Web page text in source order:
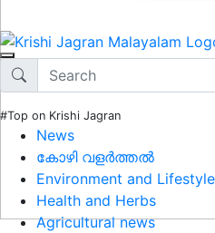
#Top on Krishi Jagran
News
കോഴി വളർത്തൽ
Environment and Lifestyle
Health and Herbs
Agricultural news